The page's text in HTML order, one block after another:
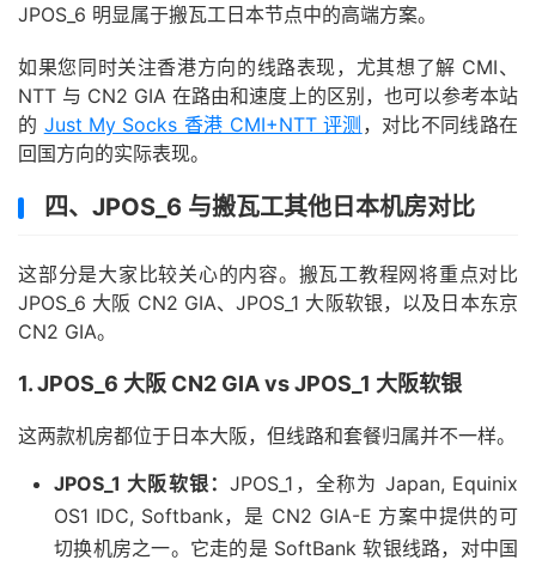
JPOS_6 明显属于搬瓦工日本节点中的高端方案。
如果您同时关注香港方向的线路表现，尤其想了解 CMI、
NTT 与 CN2 GIA 在路由和速度上的区别，也可以参考本站
的 Just My Socks 香港 CMI+NTT 评测 ，对比不同线路在
回国方向的实际表现。
四、JPOS_6 与搬瓦工其他日本机房对比
这部分是大家比较关心的内容。搬瓦工教程网将重点对比
JPOS_6 大阪 CN2 GIA、JPOS_1 大阪软银，以及日本东京
CN2 GIA。
1. JPOS_6 大阪 CN2 GIA vs JPOS_1 大阪软银
这两款机房都位于日本大阪，但线路和套餐归属并不一样。
JPOS_1 大阪软银：JPOS_1，全称为 Japan, Equinix
OS1 IDC, Softbank，是 CN2 GIA-E 方案中提供的可
切换机房之一。它走的是 SoftBank 软银线路，对中国